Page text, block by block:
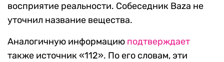
восприятие реальности. Собеседник Baza не
уточнил название вещества.
Аналогичную информацию подтверждает
также источник «112». По его словам, эти